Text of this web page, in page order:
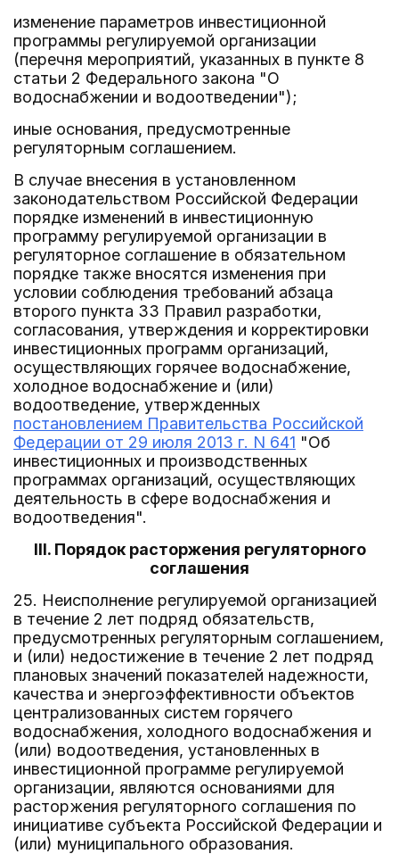
изменение параметров инвестиционной
программы регулируемой организации
(перечня мероприятий, указанных в пункте 8
статьи 2 Федерального закона "О
водоснабжении и водоотведении");
иные основания, предусмотренные
регуляторным соглашением.
В случае внесения в установленном
законодательством Российской Федерации
порядке изменений в инвестиционную
программу регулируемой организации в
регуляторное соглашение в обязательном
порядке также вносятся изменения при
условии соблюдения требований абзаца
второго пункта 33 Правил разработки,
согласования, утверждения и корректировки
инвестиционных программ организаций,
осуществляющих горячее водоснабжение,
холодное водоснабжение и (или)
водоотведение, утвержденных
постановлением Правительства Российской
Федерации от 29 июля 2013 г. N 641 "Об
инвестиционных и производственных
программах организаций, осуществляющих
деятельность в сфере водоснабжения и
водоотведения".
III. Порядок расторжения регуляторного
соглашения
25. Неисполнение регулируемой организацией
в течение 2 лет подряд обязательств,
предусмотренных регуляторным соглашением,
и (или) недостижение в течение 2 лет подряд
плановых значений показателей надежности,
качества и энергоэффективности объектов
централизованных систем горячего
водоснабжения, холодного водоснабжения и
(или) водоотведения, установленных в
инвестиционной программе регулируемой
организации, являются основаниями для
расторжения регуляторного соглашения по
инициативе субъекта Российской Федерации и
(или) муниципального образования.